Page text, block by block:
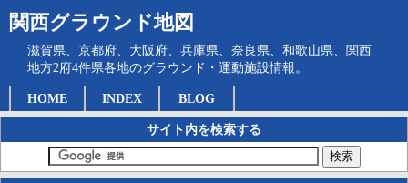
関西グラウンド地図
滋賀県、京都府、大阪府、兵庫県、奈良県、和歌山県、関西
地方2府4件県各地のグラウンド・運動施設情報。
HOME INDEX BLOG
サイト内を検索する